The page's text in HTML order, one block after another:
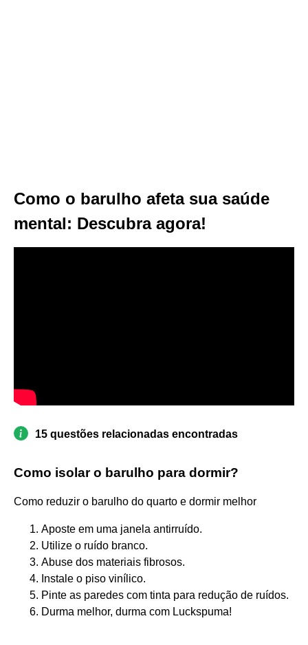
Como o barulho afeta sua saúde
mental: Descubra agora!
15 questões relacionadas encontradas
Como isolar o barulho para dormir?
Como reduzir o barulho do quarto e dormir melhor
Aposte em uma janela antirruído.
Utilize o ruído branco.
Abuse dos materiais fibrosos.
Instale o piso vinílico.
Pinte as paredes com tinta para redução de ruídos.
Durma melhor, durma com Luckspuma!